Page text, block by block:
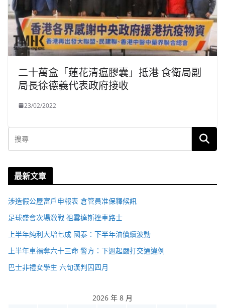
二十萬盒「蓮花清瘟膠囊」抵港 食衛局副
局長徐德義代表政府接收
23/02/2022
最新文章
涉造假公屋富戶申報表 倉管員准保釋候訊
足球盛會次場激戰 祖雲達斯挫車路士
上半年純利大增七成 國泰：下半年油價續波動
上半年車禍奪六十三命 警方：下週起嚴打交通違例
巴士非禮女學生 六旬漢判囚四月
2026 年 8 月